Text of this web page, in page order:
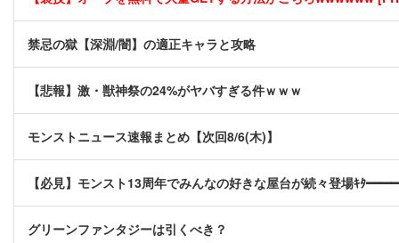
禁忌の獄【深淵/闇】の適正キャラと攻略
【悲報】激・獣神祭の24%がヤバすぎる件ｗｗｗ
モンストニュース速報まとめ【次回8/6(木)】
【必見】モンスト13周年でみんなの好きな屋台が続々登場ｷ
グリーンファンタジーは引くべき？